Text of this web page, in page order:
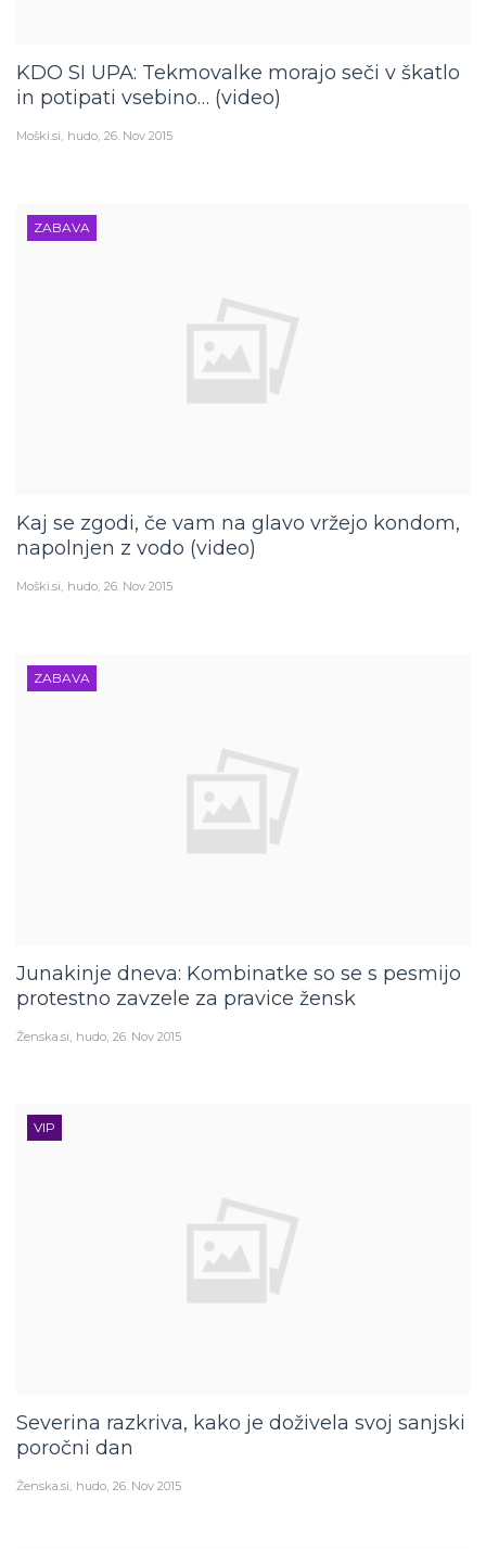
KDO SI UPA: Tekmovalke morajo seči v škatlo
in potipati vsebino… (video)
Moški.si hudo 26. Nov 2015
ZABAVA
Kaj se zgodi, če vam na glavo vržejo kondom,
napolnjen z vodo (video)
Moški.si hudo 26. Nov 2015
ZABAVA
Junakinje dneva: Kombinatke so se s pesmijo
protestno zavzele za pravice žensk
Ženska.si hudo 26. Nov 2015
VIP
Severina razkriva, kako je doživela svoj sanjski
poročni dan
Ženska.si hudo 26. Nov 2015